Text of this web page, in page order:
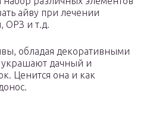
айву при лечении
ОРЗ и т.д.
обладая декоративными
дачный и
Ценится она и как